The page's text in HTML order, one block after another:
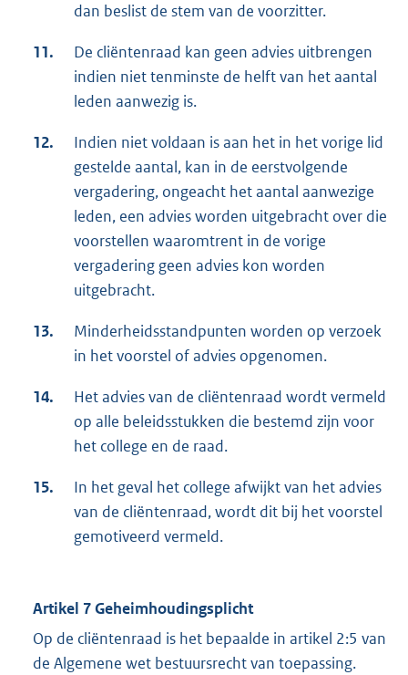
dan beslist de stem van de voorzitter.
11.
De cliëntenraad kan geen advies uitbrengen
indien niet tenminste de helft van het aantal
leden aanwezig is.
12.
Indien niet voldaan is aan het in het vorige lid
gestelde aantal, kan in de eerstvolgende
vergadering, ongeacht het aantal aanwezige
leden, een advies worden uitgebracht over die
voorstellen waaromtrent in de vorige
vergadering geen advies kon worden
uitgebracht.
13.
Minderheidsstandpunten worden op verzoek
in het voorstel of advies opgenomen.
14.
Het advies van de cliëntenraad wordt vermeld
op alle beleidsstukken die bestemd zijn voor
het college en de raad.
15.
In het geval het college afwijkt van het advies
van de cliëntenraad, wordt dit bij het voorstel
gemotiveerd vermeld.
Artikel 7 Geheimhoudingsplicht
Op de cliëntenraad is het bepaalde in artikel 2:5 van
de Algemene wet bestuursrecht van toepassing.